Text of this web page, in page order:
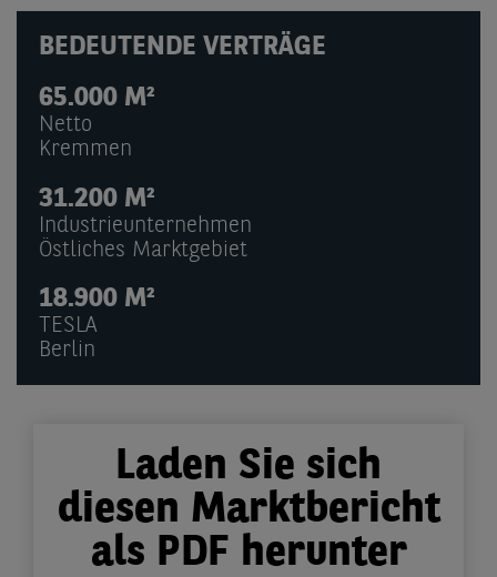
BEDEUTENDE VERTRÄGE
65.000 M²
Netto
Kremmen
31.200 M²
Industrieunternehmen
Östliches Marktgebiet
18.900 M²
TESLA
Berlin
Laden Sie sich
diesen Marktbericht
als PDF herunter